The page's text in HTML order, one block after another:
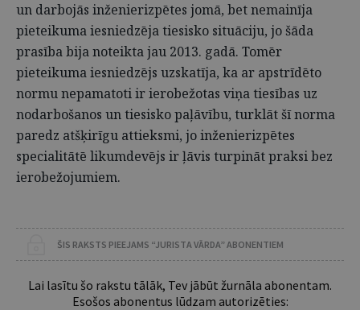
un darbojās inženierizpētes jomā, bet nemainīja
pieteikuma iesniedzēja tiesisko situāciju, jo šāda
prasība bija noteikta jau 2013. gadā. Tomēr
pieteikuma iesniedzējs uzskatīja, ka ar apstrīdēto
normu nepamatoti ir ierobežotas viņa tiesības uz
nodarbošanos un tiesisko paļāvību, turklāt šī norma
paredz atšķirīgu attieksmi, jo inženierizpētes
specialitātē likumdevējs ir ļāvis turpināt praksi bez
ierobežojumiem.
ŠIS RAKSTS PIEEJAMS “JURISTA VĀRDA” ABONENTIEM
Lai lasītu šo rakstu tālāk, Tev jābūt žurnāla abonentam.
Esošos abonentus lūdzam autorizēties: